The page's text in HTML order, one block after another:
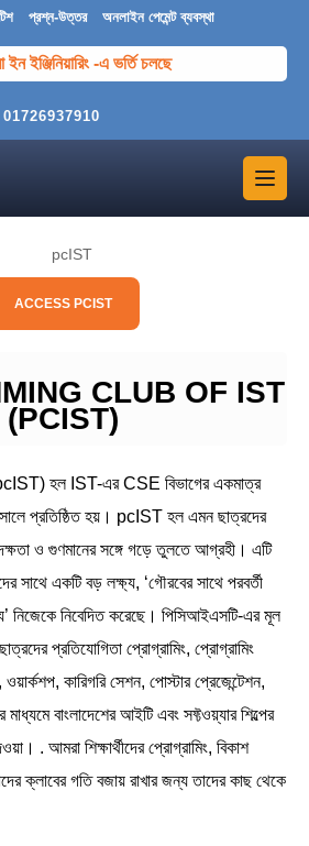
প্রশ্ন-উত্তর অনলাইন পেমেন্ট ব্যবস্থা
ইন ইঞ্জিনিয়ারিং -এ ভর্তি চলছে
01726937910
ACCESS PCIST
CLUB OF IST
(PCIST)
হল IST-এর CSE বিভাগের একমাত্র
সালে প্রতিষ্ঠিত হয়। pcIST হল এমন ছাত্রদের
ও গুণমানের সঙ্গে গড়ে তুলতে আগ্রহী। এটি
সাথে একটি বড় লক্ষ্য, ‘গৌরবের সাথে পরবর্তী
নিজেকে নিবেদিত করেছে। পিসিআইএসটি-এর মূল
প্রতিযোগিতা প্রোগ্রামিং, প্রোগ্রামিং
কারিগরি সেশন, পোস্টার প্রেজেন্টেশন,
মাধ্যমে বাংলাদেশের আইটি এবং সফ্টওয়্যার শিল্পের
. আমরা শিক্ষার্থীদের প্রোগ্রামিং, বিকাশ
ক্লাবের গতি বজায় রাখার জন্য তাদের কাছ থেকে